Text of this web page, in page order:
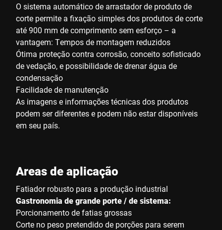
O sistema automático de arrastador de produto de
corte permite a fixação simples dos produtos de corte
até 900 mm de comprimento sem esforço – a
vantagem: Tempos de montagem reduzidos
Ótima proteção contra corrosão, conceito sofisticado
de vedação, e possibilidade de drenar água de
condensação
Facilidade de manutenção
As imagens e informações técnicas dos produtos
podem ser diferentes e podem não estar disponíveis
em seu país.
Areas de aplicação
Fatiador robusto para a produção industrial
Gastronomia de grande porte / de sistema:
Porcionamento de fatias grossas
Corte no peso pretendido de porções para serem